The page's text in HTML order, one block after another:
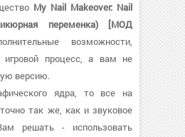
My Nail Makeover: Nail
переменка) [МОД
возможности,
игровой процесс, а вам не
версию.
ядра, то все на
так же, как и звуковое
решать - использовать